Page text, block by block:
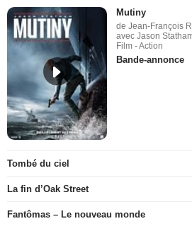
Mutiny
de Jean-François
avec Jason
Film - Action
Bande-annonce
Tombé du ciel
La fin d’Oak Street
Fantômas – Le nouveau monde